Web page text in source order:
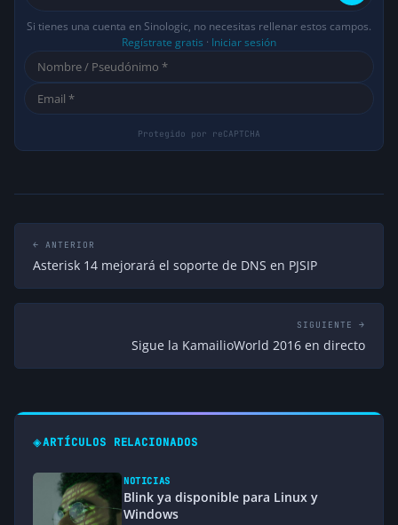
Si tienes una cuenta en Sinologic, no necesitas rellenar estos campos.
Regístrate gratis · Iniciar sesión
← ANTERIOR
Asterisk 14 mejorará el soporte de DNS en PJSIP
SIGUIENTE →
Sigue la KamailioWorld 2016 en directo
◈ARTÍCULOS RELACIONADOS
NOTICIAS
Blink ya disponible para Linux y
Windows